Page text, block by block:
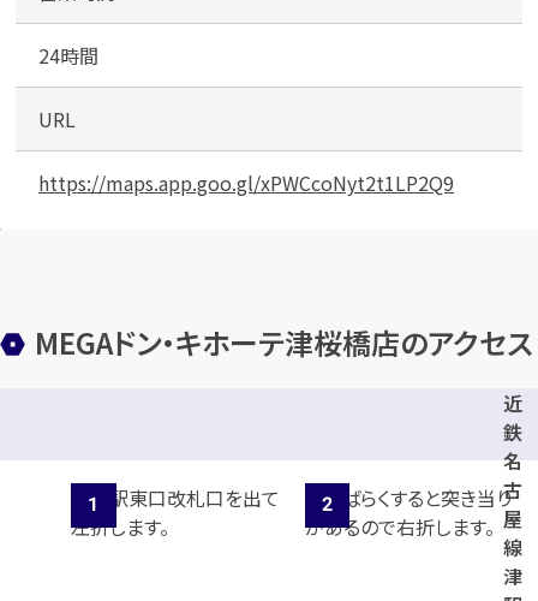
料
車
24時間
URL
https://maps.app.goo.gl/xPWCcoNyt2t1LP2Q9
MEGAドン・キホーテ津桜橋店のアクセス
近
鉄
名
古
屋
線
津